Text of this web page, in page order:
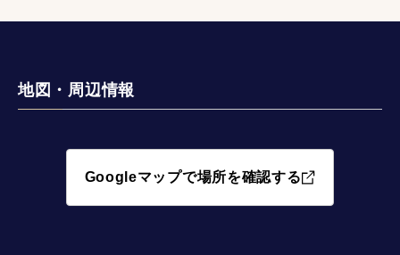
地図・周辺情報
Googleマップで場所を確認する